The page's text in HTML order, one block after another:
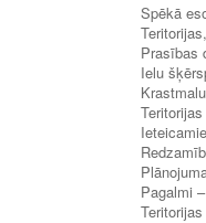
Spēkā
Prasības
Ielu
Pagalmi –